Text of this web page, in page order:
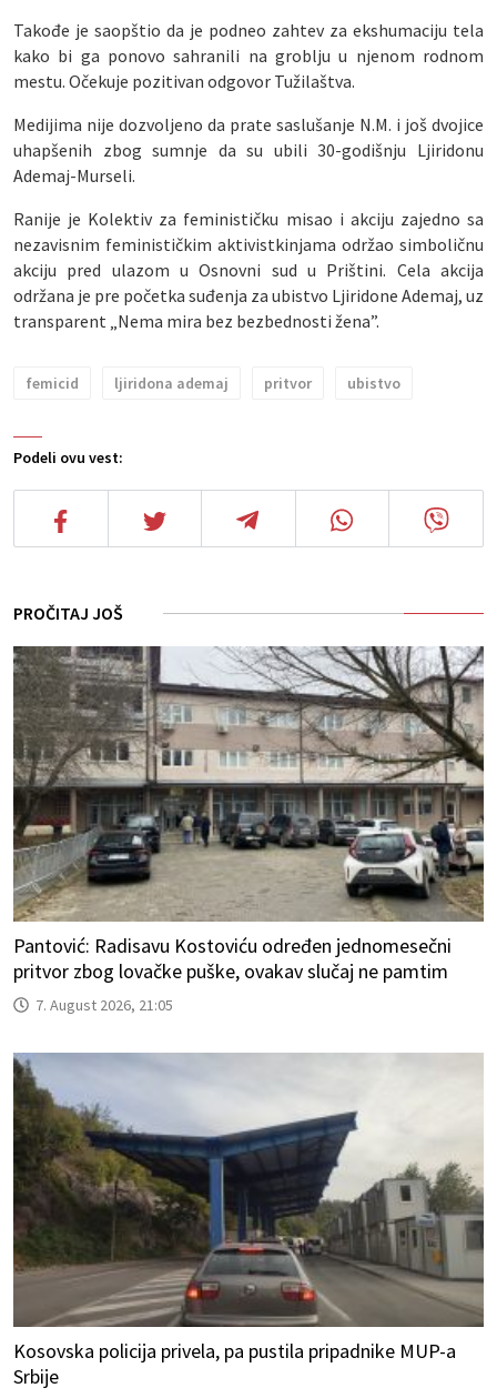
Podeli ovu vest:
Takođe je saopštio da je podneo zahtev za ekshumaciju tela
kako bi ga ponovo sahranili na groblju u njenom rodnom
mestu. Očekuje pozitivan odgovor Tužilaštva.
Medijima nije dozvoljeno da prate saslušanje N.M. i još dvojice
uhapšenih zbog sumnje da su ubili 30-godišnju Ljiridonu
Ademaj-Murseli.
Ranije je Kolektiv za feminističku misao i akciju zajedno sa
nezavisnim feminističkim aktivistkinjama održao simboličnu
akciju pred ulazom u Osnovni sud u Prištini. Cela akcija
održana je pre početka suđenja za ubistvo Ljiridone Ademaj, uz
transparent „Nema mira bez bezbednosti žena”.
femicid ljiridona ademaj pritvor ubistvo
PROČITAJ JOŠ
Pantović: Radisavu Kostoviću određen jednomesečni
pritvor zbog lovačke puške, ovakav slučaj ne pamtim
7. August 2026, 21:05
Kosovska policija privela, pa pustila pripadnike MUP-a
Srbije